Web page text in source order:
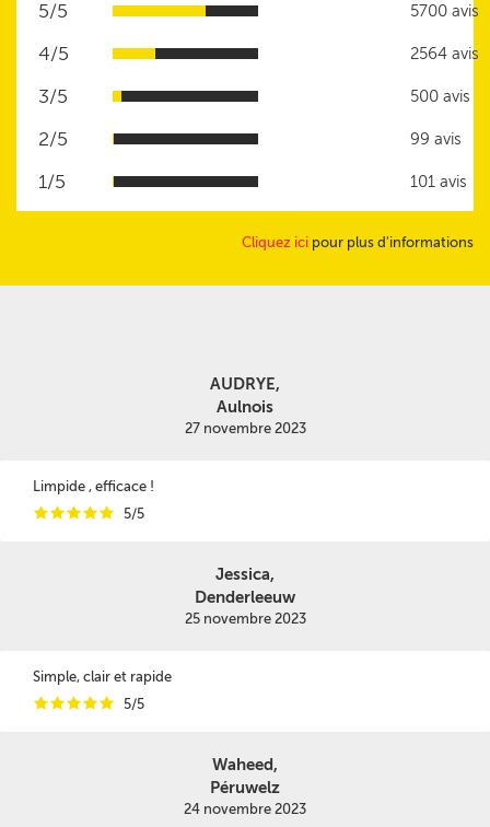
5/5 5700 avis
4/5 2564 avis
3/5 500 avis
2/5 99 avis
1/5 101 avis
Cliquez ici pour plus d'informations
AUDRYE,
Aulnois
27 novembre 2023
Limpide , efficace !
iiiii 5/5
Jessica,
Denderleeuw
25 novembre 2023
Simple, clair et rapide
iiiii 5/5
Waheed,
Péruwelz
24 novembre 2023